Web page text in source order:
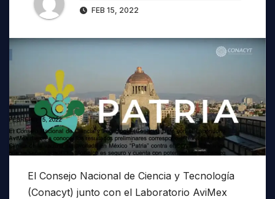
FEB 15, 2022
El Consejo Nacional de Ciencia y Tecnología
(Conacyt) junto con el Laboratorio AviMex